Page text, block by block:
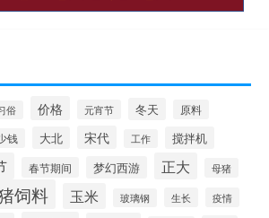
俗 价格 元宵节 冬天 原料
钱 大北 宋代 工作 搅拌机
春节期间 梦幻西游 正大 母猪
饲料 玉米 玻璃钢 生长 疫情